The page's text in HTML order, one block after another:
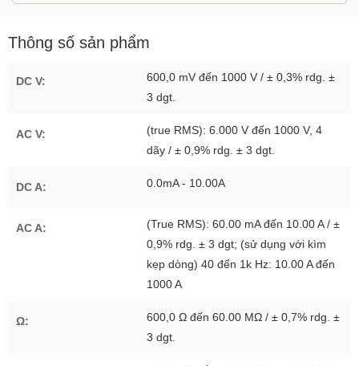
Thông số sản phẩm
DC V:
600,0 mV đến 1000 V / ± 0,3% rdg. ±
3 dgt.
AC V:
(true RMS): 6.000 V đến 1000 V, 4
dãy / ± 0,9% rdg. ± 3 dgt.
DC A: 0.0mA - 10.00A
AC A:
(True RMS): 60.00 mA đến 10.00 A / ±
0,9% rdg. ± 3 dgt; (sử dụng với kìm
kẹp dòng) 40 đến 1k Hz: 10.00 A đến
1000 A
Ω:
600,0 Ω đến 60.00 MΩ / ± 0,7% rdg. ±
3 dgt.